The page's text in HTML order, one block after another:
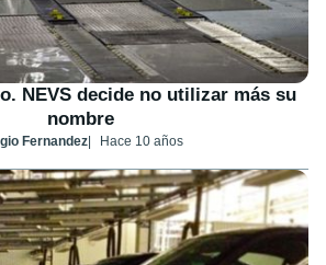
NEVS decide no utilizar más su
nombre
Fernandez Hace 10 años